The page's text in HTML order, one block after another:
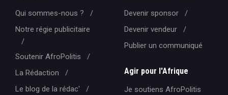
Qui sommes-nous ?
Notre régie publicitaire
Soutenir AfroPolitis
La Rédaction
Le blog de la rédac'
Devenir sponsor
Devenir vendeur
Publier un communiqué
Agir pour l'Afrique
Je soutiens AfroPolitis